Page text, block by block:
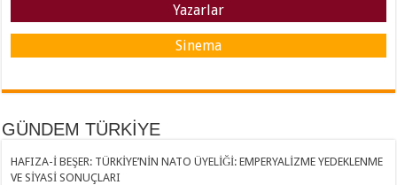
Yazarlar
Sinema
GÜNDEM TÜRKİYE
HAFIZA-İ BEŞER: TÜRKİYE’NİN NATO ÜYELİĞİ: EMPERYALİZME YEDEKLENME
VE SİYASİ SONUÇLARI